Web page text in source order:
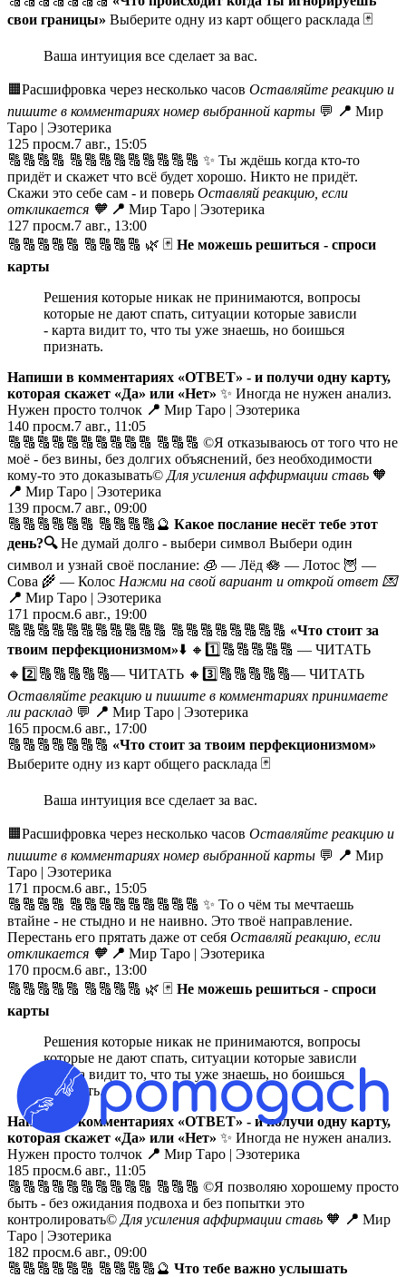
свои границы» Выберите одну из карт общего расклада 🃏
Ваша интуиция все сделает за вас.
🟧Расшифровка через несколько часов Оставляйте реакцию и
пишите в комментариях номер выбранной карты 💬 📍 Мир
Таро | Эзотерика
125 просм.7 авг., 15:05
🔠🔠🔠🔠 🔠🔠🔠🔠🔠🔠🔠🔠🔠 ✨ Ты ждёшь когда кто-то
придёт и скажет что всё будет хорошо. Никто не придёт.
Скажи это себе сам - и поверь Оставляй реакцию, если
откликается 🧡 📍 Мир Таро | Эзотерика
127 просм.7 авг., 13:00
🔠🔠🔠🔠🔠 🔠🔠🔠🔠 🌿 🃏 Не можешь решиться - спроси
карты
Решения которые никак не принимаются, вопросы
которые не дают спать, ситуации которые зависли
- карта видит то, что ты уже знаешь, но боишься
признать.
Напиши в комментариях «ОТВЕТ» - и получи одну карту,
которая скажет «Да» или «Нет» ✨ Иногда не нужен анализ.
Нужен просто толчок 📍 Мир Таро | Эзотерика
140 просм.7 авг., 11:05
🔠🔠🔠🔠🔠🔠🔠🔠🔠🔠 🔠🔠🔠 ©️Я отказываюсь от того что не
моё - без вины, без долгих объяснений, без необходимости
кому-то это доказывать©️ Для усиления аффирмации ставь 🧡
📍 Мир Таро | Эзотерика
139 просм.7 авг., 09:00
🔠🔠🔠🔠🔠🔠 🔠🔠🔠🔠🔮 Какое послание несёт тебе этот
день?🔍Не думай долго - выбери символ Выбери один
символ и узнай своё послание: 🧊 — Лёд 🪷 — Лотос 🦉 —
Сова 🌾 — Колос Нажми на свой вариант и открой ответ 💌
📍 Мир Таро | Эзотерика
171 просм.6 авг., 19:00
🔠🔠🔠🔠🔠🔠🔠🔠🔠🔠🔠 🔠🔠🔠🔠🔠🔠🔠🔠 «Что стоит за
твоим перфекционизмом»⬇️ 🔸1️⃣🔠🔠🔠🔠🔠 — ЧИТАТЬ
🔸2️⃣🔠🔠🔠🔠🔠— ЧИТАТЬ 🔸3️⃣🔠🔠🔠🔠🔠— ЧИТАТЬ
Оставляйте реакцию и пишите в комментариях принимаете
ли расклад 💬 📍 Мир Таро | Эзотерика
165 просм.6 авг., 17:00
🔠🔠🔠🔠🔠🔠🔠 «Что стоит за твоим перфекционизмом»
Выберите одну из карт общего расклада 🃏
Ваша интуиция все сделает за вас.
🟧Расшифровка через несколько часов Оставляйте реакцию и
пишите в комментариях номер выбранной карты 💬 📍 Мир
Таро | Эзотерика
171 просм.6 авг., 15:05
🔠🔠🔠🔠 🔠🔠🔠🔠🔠🔠🔠🔠🔠 ✨ То о чём ты мечтаешь
втайне - не стыдно и не наивно. Это твоё направление.
Перестань его прятать даже от себя Оставляй реакцию, если
откликается 🧡 📍 Мир Таро | Эзотерика
170 просм.6 авг., 13:00
🔠🔠🔠🔠🔠 🔠🔠🔠🔠 🌿 🃏 Не можешь решиться - спроси
карты
Решения которые никак не принимаются, вопросы
которые не дают спать, ситуации которые зависли
- карта видит то, что ты уже знаешь, но боишься
признать.
Напиши в комментариях «ОТВЕТ» - и получи одну карту,
которая скажет «Да» или «Нет» ✨ Иногда не нужен анализ.
Нужен просто толчок 📍 Мир Таро | Эзотерика
185 просм.6 авг., 11:05
🔠🔠🔠🔠🔠🔠🔠🔠🔠🔠 🔠🔠🔠 ©️Я позволяю хорошему просто
быть - без ожидания подвоха и без попытки это
контролировать©️ Для усиления аффирмации ставь 🧡 📍 Мир
Таро | Эзотерика
182 просм.6 авг., 09:00
🔠🔠🔠🔠🔠🔠 🔠🔠🔠🔠🔮 Что тебе важно услышать